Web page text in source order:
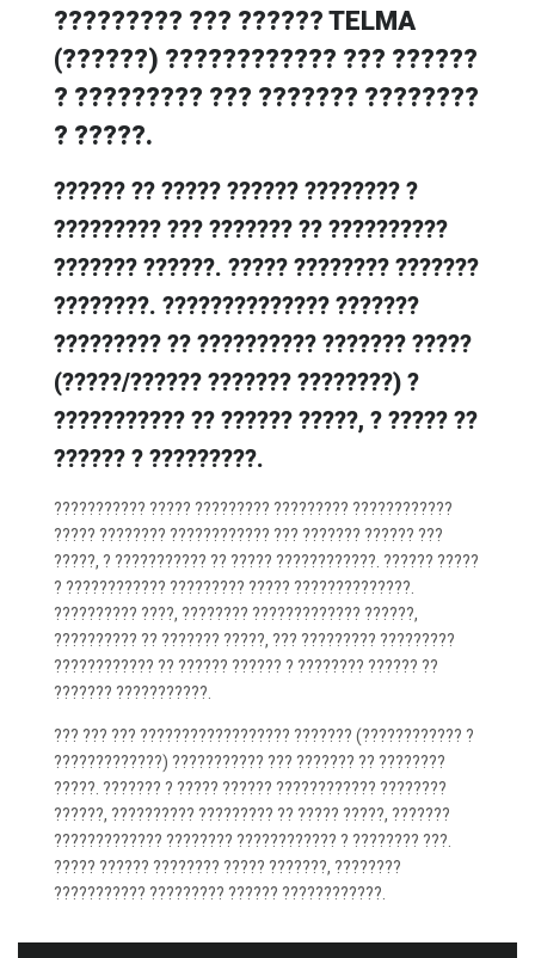
????????? ??? ?????? TELMA
(??????) ???????????? ??? ??????
? ????????? ??? ??????? ????????
? ?????.
?????? ?? ????? ?????? ???????? ?
????????? ??? ??????? ?? ??????????
??????? ??????. ????? ???????? ???????
????????. ?????????????? ???????
????????? ?? ?????????? ??????? ?????
(?????/?????? ??????? ????????) ?
??????????? ?? ?????? ?????, ? ????? ??
?????? ? ?????????.
??????????? ????? ????????? ????????? ????????????
????? ???????? ???????????? ??? ??????? ?????? ???
?????, ? ??????????? ?? ????? ????????????. ?????? ?????
? ???????????? ????????? ????? ??????????????.
?????????? ????, ???????? ????????????? ??????,
?????????? ?? ??????? ?????, ??? ????????? ?????????
???????????? ?? ?????? ?????? ? ???????? ?????? ??
??????? ???????????.
??? ??? ??? ?????????????????? ??????? (???????????? ?
?????????????) ??????????? ??? ??????? ?? ????????
?????. ??????? ? ????? ?????? ???????????? ????????
??????, ?????????? ????????? ?? ????? ?????, ???????
????????????? ???????? ???????????? ? ???????? ???.
????? ?????? ???????? ????? ???????, ????????
??????????? ????????? ?????? ????????????.